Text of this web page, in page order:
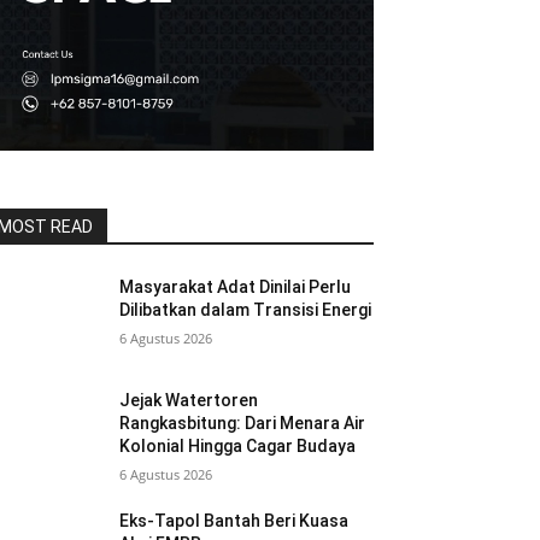
READ
Masyarakat Adat Dinilai Perlu
Dilibatkan dalam Transisi Energi
6 Agustus 2026
Jejak Watertoren
Rangkasbitung: Dari Menara Air
Kolonial Hingga Cagar Budaya
6 Agustus 2026
Eks-Tapol Bantah Beri Kuasa